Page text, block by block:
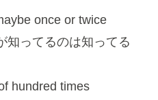
once or twice
知ってるのは知ってる
hundred times